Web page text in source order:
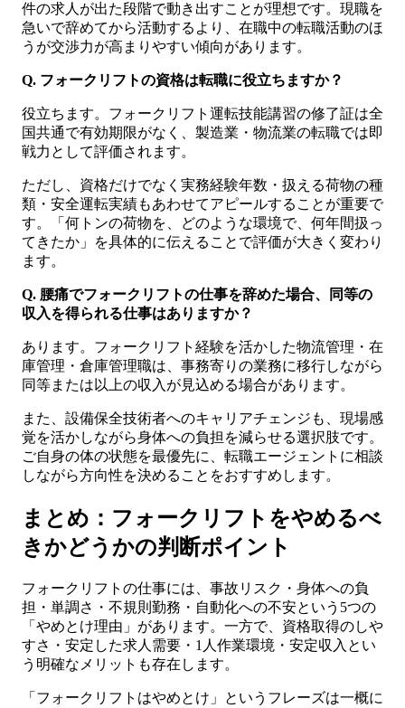
件の求人が出た段階で動き出すことが理想です。現職を
急いで辞めてから活動するより、在職中の転職活動のほ
うが交渉力が高まりやすい傾向があります。
Q. フォークリフトの資格は転職に役立ちますか？
役立ちます。フォークリフト運転技能講習の修了証は全
国共通で有効期限がなく、製造業・物流業の転職では即
戦力として評価されます。
ただし、資格だけでなく実務経験年数・扱える荷物の種
類・安全運転実績もあわせてアピールすることが重要で
す。「何トンの荷物を、どのような環境で、何年間扱っ
てきたか」を具体的に伝えることで評価が大きく変わり
ます。
Q. 腰痛でフォークリフトの仕事を辞めた場合、同等の
収入を得られる仕事はありますか？
あります。フォークリフト経験を活かした物流管理・在
庫管理・倉庫管理職は、事務寄りの業務に移行しながら
同等または以上の収入が見込める場合があります。
また、設備保全技術者へのキャリアチェンジも、現場感
覚を活かしながら身体への負担を減らせる選択肢です。
ご自身の体の状態を最優先に、転職エージェントに相談
しながら方向性を決めることをおすすめします。
まとめ：フォークリフトをやめるべ
きかどうかの判断ポイント
フォークリフトの仕事には、事故リスク・身体への負
担・単調さ・不規則勤務・自動化への不安という5つの
「やめとけ理由」があります。一方で、資格取得のしや
すさ・安定した求人需要・1人作業環境・安定収入とい
う明確なメリットも存在します。
「フォークリフトはやめとけ」というフレーズは一概に